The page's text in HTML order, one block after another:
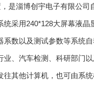
是淄博创宇电子有限公司
统采用240*128大屏幕液晶
系数以及测试参数等系统
、汽车检测、科研部门
往其他计算机，也可由系